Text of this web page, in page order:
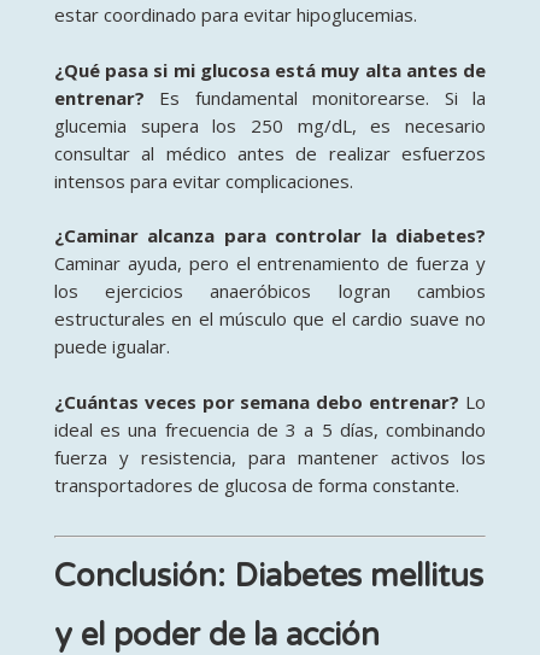
estar coordinado para evitar hipoglucemias.
¿Qué pasa si mi glucosa está muy alta antes de
entrenar? Es fundamental monitorearse. Si la
glucemia supera los 250 mg/dL, es necesario
consultar al médico antes de realizar esfuerzos
intensos para evitar complicaciones.
¿Caminar alcanza para controlar la diabetes?
Caminar ayuda, pero el entrenamiento de fuerza y
los ejercicios anaeróbicos logran cambios
estructurales en el músculo que el cardio suave no
puede igualar.
¿Cuántas veces por semana debo entrenar? Lo
ideal es una frecuencia de 3 a 5 días, combinando
fuerza y resistencia, para mantener activos los
transportadores de glucosa de forma constante.
Conclusión: Diabetes mellitus
y el poder de la acción